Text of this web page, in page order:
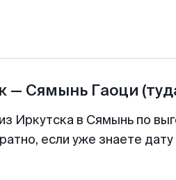
— Сямынь Гаоци
Иркутска в Сямынь по
если уже знаете